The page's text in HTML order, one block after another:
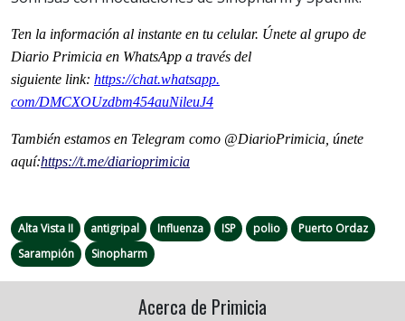
Ten la información al instante en tu celular. Únete al grupo de
Diario Primicia en WhatsApp a través del
siguiente link: https://chat.whatsapp.
com/DMCXOUzdbm454auNileuJ4
También estamos en Telegram como @DiarioPrimicia, únete
aquí:https://t.me/diarioprimicia
Alta Vista II antigripal Influenza ISP polio
Puerto Ordaz
Sarampión
Sinopharm
Acerca de Primicia